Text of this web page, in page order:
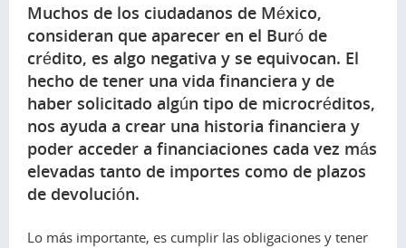
Muchos de los ciudadanos de México,
consideran que aparecer en el Buró de
crédito, es algo negativa y se equivocan. El
hecho de tener una vida financiera y de
haber solicitado algún tipo de microcréditos,
nos ayuda a crear una historia financiera y
poder acceder a financiaciones cada vez más
elevadas tanto de importes como de plazos
de devolución.
Lo más importante, es cumplir las obligaciones y tener